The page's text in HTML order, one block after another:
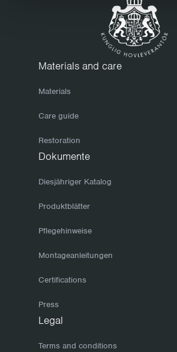
Materials and care
Materials
Care guide
Restoration
Dokumente
Diesjähriger Katalog
Produktblätter
Pflegehinweise
Montageanleitungen
Certifications
Press
Legal
Terms and conditions